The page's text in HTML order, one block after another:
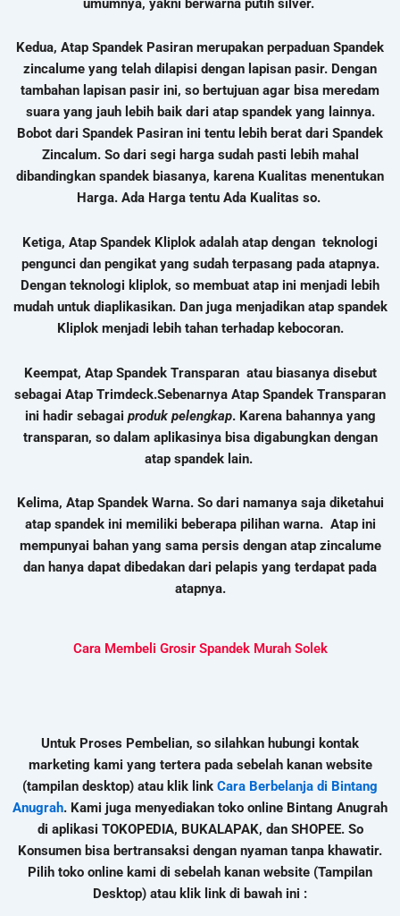
umumnya, yakni berwarna putih silver.
Kedua, Atap Spandek Pasiran merupakan perpaduan Spandek
zincalume yang telah dilapisi dengan lapisan pasir. Dengan
tambahan lapisan pasir ini, so bertujuan agar bisa meredam
suara yang jauh lebih baik dari atap spandek yang lainnya.
Bobot dari Spandek Pasiran ini tentu lebih berat dari Spandek
Zincalum. So dari segi harga sudah pasti lebih mahal
dibandingkan spandek biasanya, karena Kualitas menentukan
Harga. Ada Harga tentu Ada Kualitas so.
Ketiga, Atap Spandek Kliplok adalah atap dengan teknologi
pengunci dan pengikat yang sudah terpasang pada atapnya.
Dengan teknologi kliplok, so membuat atap ini menjadi lebih
mudah untuk diaplikasikan. Dan juga menjadikan atap spandek
Kliplok menjadi lebih tahan terhadap kebocoran.
Keempat, Atap Spandek Transparan atau biasanya disebut
sebagai Atap Trimdeck.Sebenarnya Atap Spandek Transparan
ini hadir sebagai produk pelengkap. Karena bahannya yang
transparan, so dalam aplikasinya bisa digabungkan dengan
atap spandek lain.
Kelima, Atap Spandek Warna. So dari namanya saja diketahui
atap spandek ini memiliki beberapa pilihan warna. Atap ini
mempunyai bahan yang sama persis dengan atap zincalume
dan hanya dapat dibedakan dari pelapis yang terdapat pada
atapnya.
Cara Membeli Grosir Spandek Murah Solek
Untuk Proses Pembelian, so silahkan hubungi kontak
marketing kami yang tertera pada sebelah kanan website
(tampilan desktop) atau klik link Cara Berbelanja di Bintang
Anugrah. Kami juga menyediakan toko online Bintang Anugrah
di aplikasi TOKOPEDIA, BUKALAPAK, dan SHOPEE. So
Konsumen bisa bertransaksi dengan nyaman tanpa khawatir.
Pilih toko online kami di sebelah kanan website (Tampilan
Desktop) atau klik link di bawah ini :